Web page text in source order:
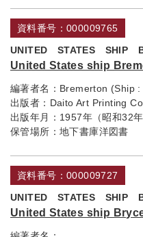
資料番号：000009765
UNITED STATES SHIP
United States ship
編著者名： Bremerton (Ship
出版者： Daito Art Printing
出版年月： 1957年（昭和32
保管場所： 地下書庫洋図書
資料番号：000009727
UNITED STATES SHIP
United States ship